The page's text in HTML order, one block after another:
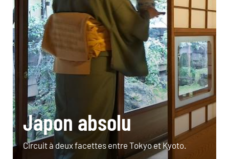
Japon absolu
Circuit à deux facettes entre Tokyo et Kyoto.